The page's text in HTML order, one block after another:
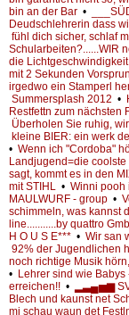
bin an der Bar •
Deudschlehrerin dass
fühl dich sicher, schlaf
Schularbeiten?......WIR
die
mit 2 Sekunden
irgedwo ein Stamperl
Summersplash 2012 •
Restfettn zum nächsten
Überholen Sie ruhig,
kleine BIER: ein werk
• Wenn ich "Cordoba"
Landjugend=die
sagt, kommt es in den
mit STIHL • Winni pooh
MAULWURF - group •
schimmeln, was kannst
line...........by quattro
H O U S E*** • Wir san
92% der Jugendlichen
noch richtige Musik
• Lehrer sind wie
erreichen!! • ▂▃▄▅▆
Blech und kaunst net
mi schau waun det